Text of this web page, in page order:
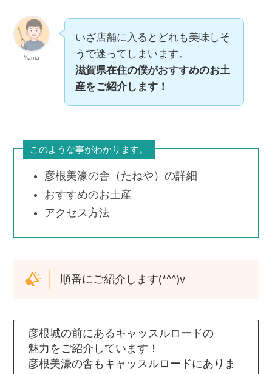
Yama
いざ店舗に入るとどれも美味しそ
うで迷ってしまいます。
滋賀県在住の僕がおすすめのお土
産をご紹介します！
このような事がわかります。
彦根美濠の舎（たねや）の詳細
おすすめのお土産
アクセス方法
順番にご紹介します(*^^)v
彦根城の前にあるキャッスルロードの
魅力をご紹介しています！
彦根美濠の舎もキャッスルロードにありま